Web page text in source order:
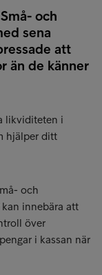
och
sena
att
än de känner
likviditeten i
hjälper ditt
och
innebära att
över
i kassan när